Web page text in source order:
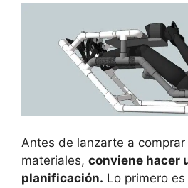
Antes de lanzarte a comprar
materiales, conviene hacer
planificación. Lo primero